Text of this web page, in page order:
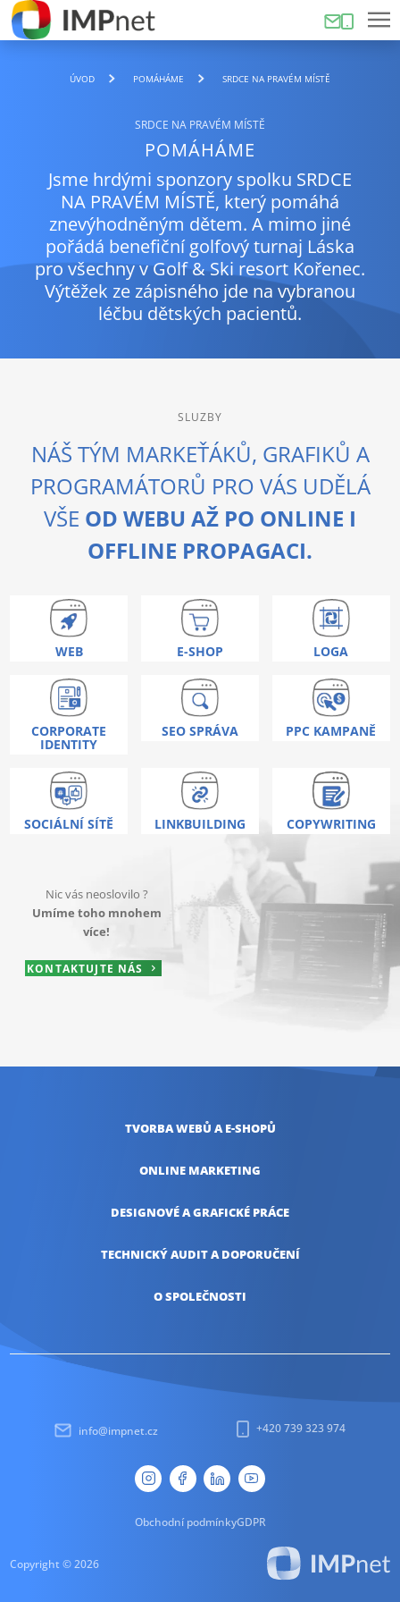
ÚVOD POMÁHÁME SRDCE NA PRAVÉM MÍSTĚ
SRDCE NA PRAVÉM MÍSTĚ
POMÁHÁME
Jsme hrdými sponzory spolku SRDCE
NA PRAVÉM MÍSTĚ, který pomáhá
znevýhodněným dětem. A mimo jiné
pořádá benefiční golfový turnaj Láska
pro všechny v Golf & Ski resort Kořenec.
Výtěžek ze zápisného jde na vybranou
léčbu dětských pacientů.
SLUZBY
NÁŠ TÝM MARKEŤÁKŮ, GRAFIKŮ A
PROGRAMÁTORŮ PRO VÁS UDĚLÁ
VŠE OD WEBU AŽ PO ONLINE I
OFFLINE PROPAGACI.
WEB E-SHOP LOGA
CORPORATE
IDENTITY
SEO SPRÁVA PPC KAMPANĚ
SOCIÁLNÍ SÍTĚ LINKBUILDING COPYWRITING
Nic vás neoslovilo ?
Umíme toho mnohem
více!
KONTAKTUJTE NÁS
TVORBA WEBŮ A E-SHOPŮ
ONLINE MARKETING
DESIGNOVÉ AGRAFICKÉ PRÁCE
TECHNICKÝ AUDITA DOPORUČENÍ
O SPOLEČNOSTI
info@impnet.cz +420 739 323 974
Obchodní podmínkyGDPR
Copyright © 2026